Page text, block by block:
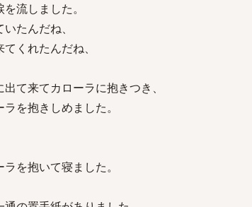
流しました。
たんだね、
くれたんだね、
て来てカローラに抱きつき、
を抱きしめました。
を抱いて寝ました。